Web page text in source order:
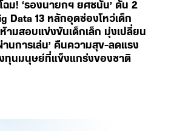
ม! ‘รองนายกฯ ยศชนัน’ ดัน 2
Data 13 หลักอุดช่องโหว่เด็ก
มสอบแข่งขันเด็กเล็ก มุ่งเปลี่ยน
านการเล่น’ คืนความสุข-ลดแรง
ทุนมนุษย์ที่แข็งแกร่งของชาติ